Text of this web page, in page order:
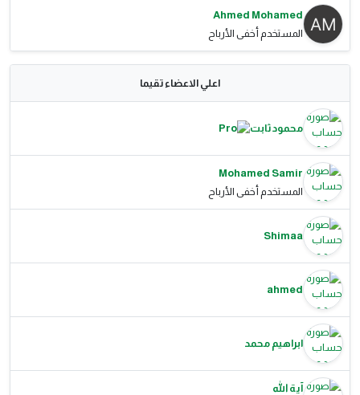
Ahmed Mohamed
المستخدم أخفى الأرباح
اعلي الاعضاء تقيما
محمود ثابت
Mohamed Samir
المستخدم أخفى الأرباح
Shimaa
ahmed
ابراهيم محمد
آية الله